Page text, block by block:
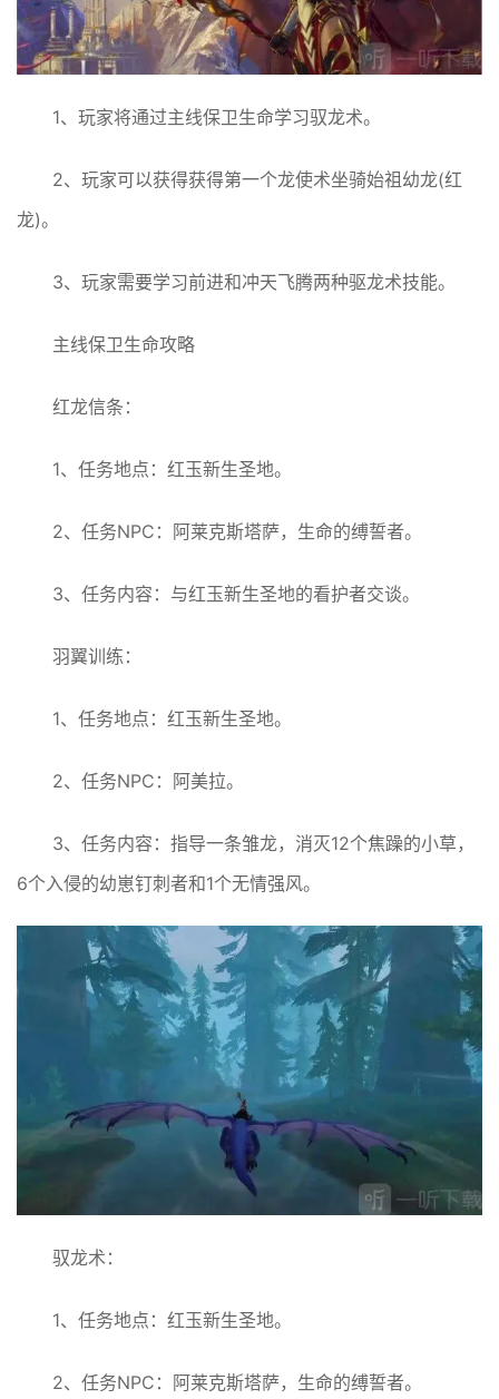
1、玩家将通过主线保卫生命学习驭龙术。
2、玩家可以获得获得第一个龙使术坐骑始祖幼龙(红
龙)。
3、玩家需要学习前进和冲天飞腾两种驱龙术技能。
主线保卫生命攻略
红龙信条：
1、任务地点：红玉新生圣地。
2、任务NPC：阿莱克斯塔萨，生命的缚誓者。
3、任务内容：与红玉新生圣地的看护者交谈。
羽翼训练：
1、任务地点：红玉新生圣地。
2、任务NPC：阿美拉。
3、任务内容：指导一条雏龙，消灭12个焦躁的小草，
6个入侵的幼崽钉刺者和1个无情强风。
驭龙术：
1、任务地点：红玉新生圣地。
2、任务NPC：阿莱克斯塔萨，生命的缚誓者。